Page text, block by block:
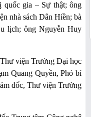
gia – Sự thật; ông
nhà sách Dân Hiền; bà
lịch; ông Nguyễn Huy
viện Trường Đại học
Quang Quyền, Phó bí
đốc, Thư viện Trường